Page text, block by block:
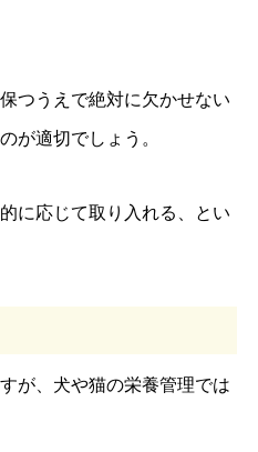
つうえで絶対に欠かせない
が適切でしょう。
に応じて取り入れる、とい
が、犬や猫の栄養管理では